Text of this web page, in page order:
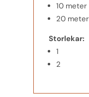
10 meter
20 meter
Storlekar:
1
2